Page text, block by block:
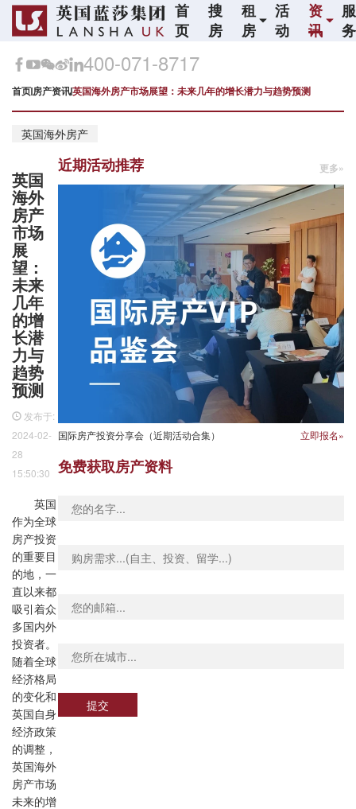
首
页
搜
房
租
房
活
动
资
讯
服
务
400-071-8717
首页房产资讯英国海外房产市场展望：未来几年的增长潜力与趋势预测
英国海外房产
英国
海外
房产
市场
展
望：
未来
几年
的增
长潜
力与
趋势
预测
发布于:
2024-02-
28
15:50:30
英国
作为全球
房产投资
的重要目
的地，一
直以来都
吸引着众
多国内外
投资者。
随着全球
经济格局
的变化和
英国自身
经济政策
的调整，
英国海外
房产市场
未来的增
近期活动推荐 更多»
国际房产投资分享会（近期活动合集） 立即报名»
免费获取房产资料
提交